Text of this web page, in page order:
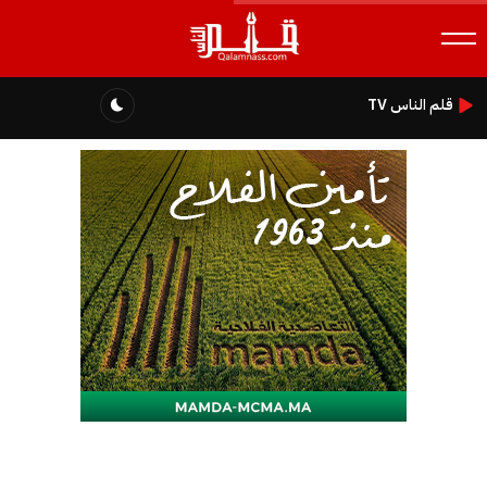
قلم الناس TV